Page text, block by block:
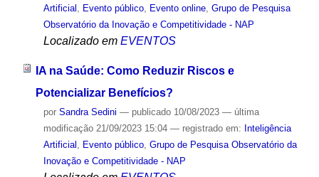
Artificial
Evento público, Evento online, Grupo de Pesquisa
Observatório da Inovação e Competitividade - NAP
Localizado em EVENTOS
IA na Saúde: Como Reduzir Riscos e
Potencializar Benefícios?
por Sandra Sedini — publicado10/08/2023 — última
modificação21/09/2023 15:04 — registrado em: Inteligência
Artificial , Evento público, Grupo de Pesquisa Observatório da
Inovação e Competitividade - NAP